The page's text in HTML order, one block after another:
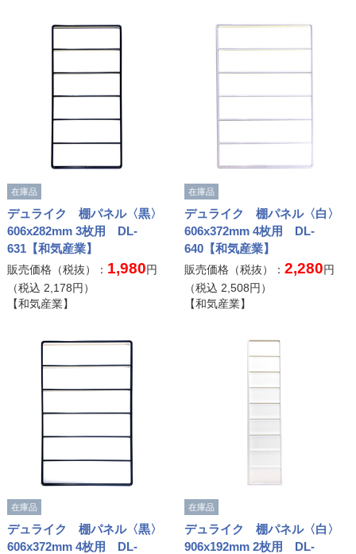
在庫品
デュライク 棚パネル〈黒〉
606x282mm 3枚用 DL-
631【和気産業】
販売価格（税抜）： 1,980円
（税込 2,178円）
【和気産業】
在庫品
デュライク 棚パネル〈白〉
606x372mm 4枚用 DL-
640【和気産業】
販売価格（税抜）：2,280円
（税込 2,508円）
【和気産業】
在庫品
デュライク 棚パネル〈黒〉
606x372mm 4枚用 DL-
在庫品
デュライク 棚パネル〈白〉
906x192mm 2枚用 DL-